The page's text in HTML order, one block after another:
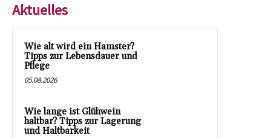
Aktuelles
Wie alt wird ein Hamster?
Tipps zur Lebensdauer und
Pflege
05.08.2026
Wie lange ist Glühwein
haltbar? Tipps zur Lagerung
und Haltbarkeit